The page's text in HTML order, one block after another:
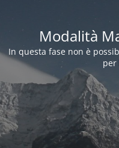
Modalità
In questa fase non è
per